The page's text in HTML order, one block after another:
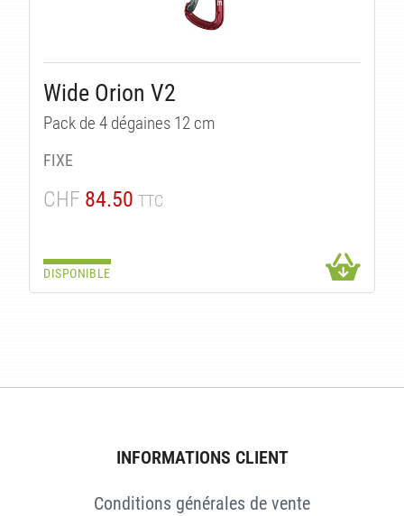
Wide Orion V2
Pack de 4 dégaines 12 cm
FIXE
CHF 84.50 TTC
DISPONIBLE
INFORMATIONS CLIENT
Conditions générales de vente